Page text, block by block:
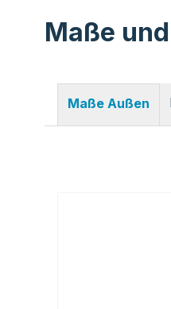
Maße
Maße Außen